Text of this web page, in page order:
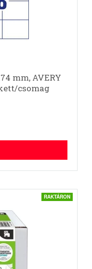
mm, AVERY
csomag
RAKTÁRON